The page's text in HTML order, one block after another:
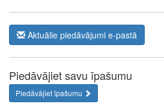
Aktuālie piedāvājumi e-pastā
Piedāvājiet savu īpašumu
Piedāvājiet īpašumu